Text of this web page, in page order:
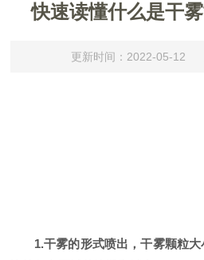
快速读懂什么是干
更新时间：2022-05-12
1.干雾的形式喷出，干雾颗粒大